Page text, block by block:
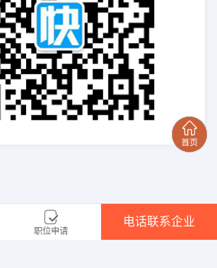
职位申请
电话联系企业